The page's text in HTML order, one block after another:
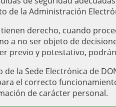
de la Administración
derecho, cuando
a no ser objeto de
previo y potestativo,
de la Sede Electrónica de
el correcto
de carácter personal.